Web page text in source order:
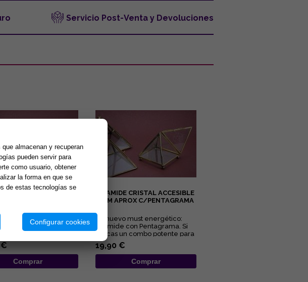
Servicio Post-Venta y Devoluciones
CRISTAL ACCESIBLE
must energético:
con Pentagrama. Si
proteger tu energ...
€
Comprar
PIRAMIDE CRISTAL ACCESIBLE
13CM APROX C/PENTAGRAMA
Tu nuevo must energético:
Pirámide con Pentagrama. Si
buscas un combo potente para
limpiar y proteger tu energ...
19,90 €
Comprar
almacenan y recuperan
pueden servir para
como usuario, obtener
la forma en que se
de estas tecnologías se
Configurar cookies